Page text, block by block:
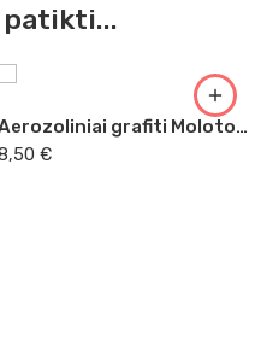
Aerozoliniai grafiti Molotov šviesiai mėlyna 400ml 031
€